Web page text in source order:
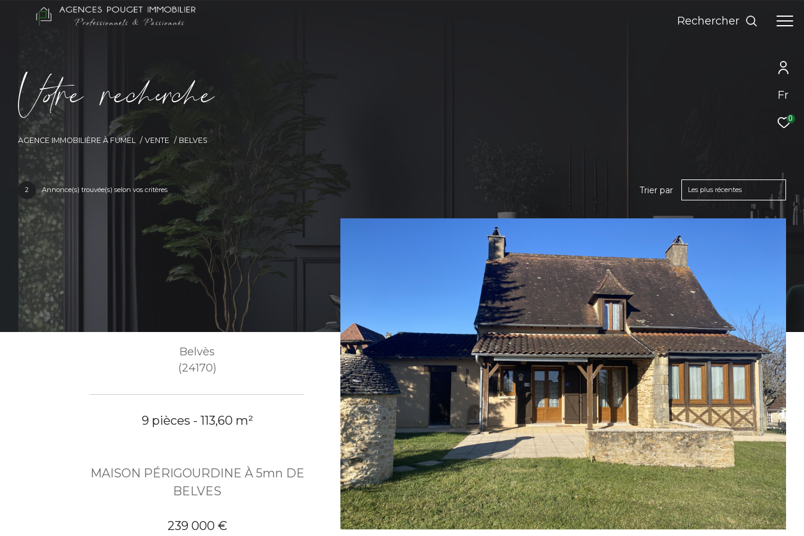
Fr
0
rechercher
Vore recece
AGENCE IMMOBILIÈRE À FUMEL VENTE BELVES
2 Annonce(s) trouvée(s) selon vos critères Trier par Les plus récentes
Belvès
(24170)
9 pièces - 113,60 m²
MAISON PÉRIGOURDINE À 5mn DE
BELVES
239 000 €